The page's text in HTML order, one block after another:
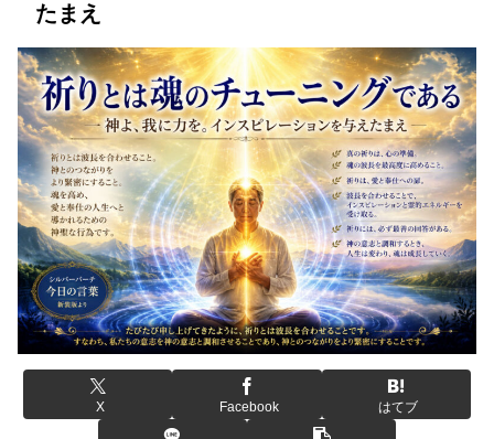
たまえ
X Facebook はてブ